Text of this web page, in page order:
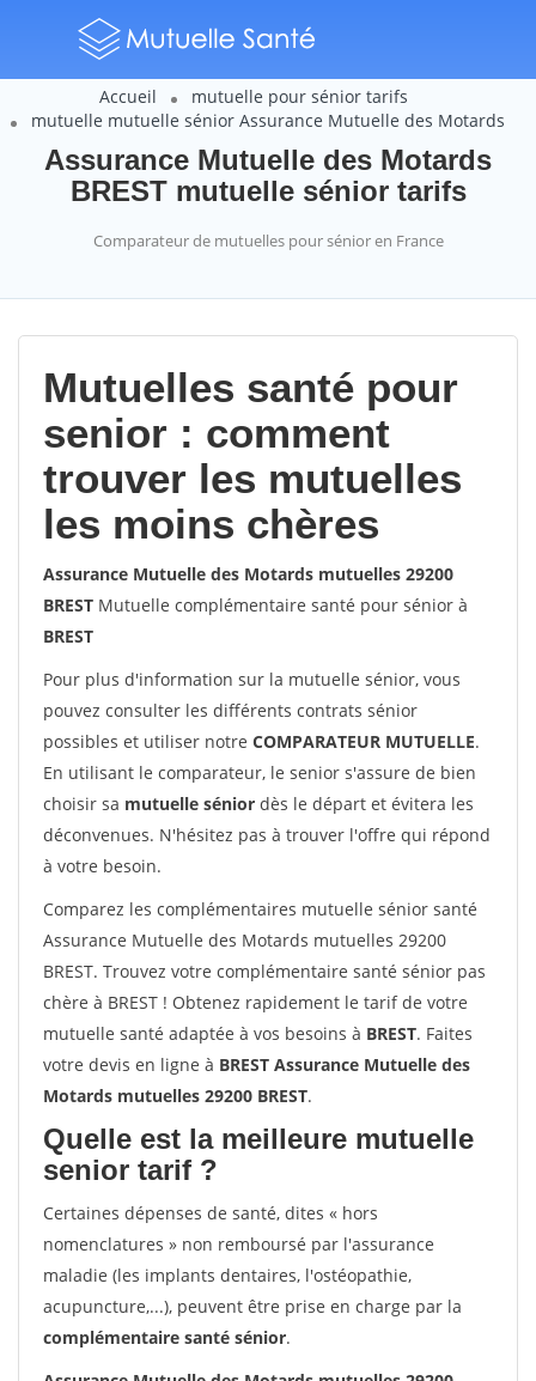
Accueil
mutuelle pour sénior tarifs
mutuelle mutuelle sénior Assurance Mutuelle des Motards
Assurance Mutuelle des Motards
BREST mutuelle sénior tarifs
Comparateur de mutuelles pour sénior en France
Mutuelles santé pour
senior : comment
trouver les mutuelles
les moins chères
Assurance Mutuelle des Motards mutuelles 29200
BREST Mutuelle complémentaire santé pour sénior à
BREST
Pour plus d'information sur la mutuelle sénior, vous
pouvez consulter les différents contrats sénior
possibles et utiliser notre COMPARATEUR MUTUELLE.
En utilisant le comparateur, le senior s'assure de bien
choisir sa mutuelle sénior dès le départ et évitera les
déconvenues. N'hésitez pas à trouver l'offre qui répond
à votre besoin.
Comparez les complémentaires mutuelle sénior santé
Assurance Mutuelle des Motards mutuelles 29200
BREST. Trouvez votre complémentaire santé sénior pas
chère à BREST ! Obtenez rapidement le tarif de votre
mutuelle santé adaptée à vos besoins à BREST. Faites
votre devis en ligne à BREST Assurance Mutuelle des
Motards mutuelles 29200 BREST.
Quelle est la meilleure mutuelle
senior tarif ?
Certaines dépenses de santé, dites « hors
nomenclatures » non remboursé par l'assurance
maladie (les implants dentaires, l'ostéopathie,
acupuncture,...), peuvent être prise en charge par la
complémentaire santé sénior.